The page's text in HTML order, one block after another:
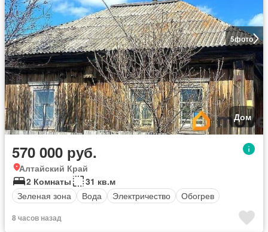
5фото
Дом
570 000 руб.
Алтайский Край
2 Комнаты
31 кв.м
Зеленая зона
Вода Электричество Обогрев
8 часов назад